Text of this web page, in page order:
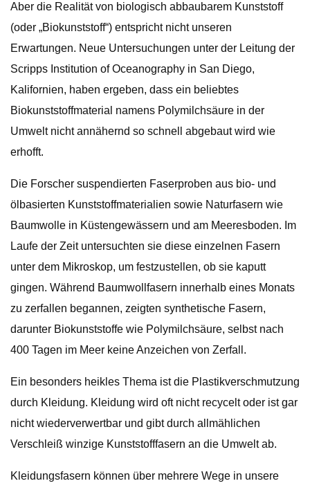
Aber die Realität von biologisch abbaubarem Kunststoff
(oder „Biokunststoff“) entspricht nicht unseren
Erwartungen. Neue Untersuchungen unter der Leitung der
Scripps Institution of Oceanography in San Diego,
Kalifornien, haben ergeben, dass ein beliebtes
Biokunststoffmaterial namens Polymilchsäure in der
Umwelt nicht annähernd so schnell abgebaut wird wie
erhofft.
Die Forscher suspendierten Faserproben aus bio- und
ölbasierten Kunststoffmaterialien sowie Naturfasern wie
Baumwolle in Küstengewässern und am Meeresboden. Im
Laufe der Zeit untersuchten sie diese einzelnen Fasern
unter dem Mikroskop, um festzustellen, ob sie kaputt
gingen. Während Baumwollfasern innerhalb eines Monats
zu zerfallen begannen, zeigten synthetische Fasern,
darunter Biokunststoffe wie Polymilchsäure, selbst nach
400 Tagen im Meer keine Anzeichen von Zerfall.
Ein besonders heikles Thema ist die Plastikverschmutzung
durch Kleidung. Kleidung wird oft nicht recycelt oder ist gar
nicht wiederverwertbar und gibt durch allmählichen
Verschleiß winzige Kunststofffasern an die Umwelt ab.
Kleidungsfasern können über mehrere Wege in unsere